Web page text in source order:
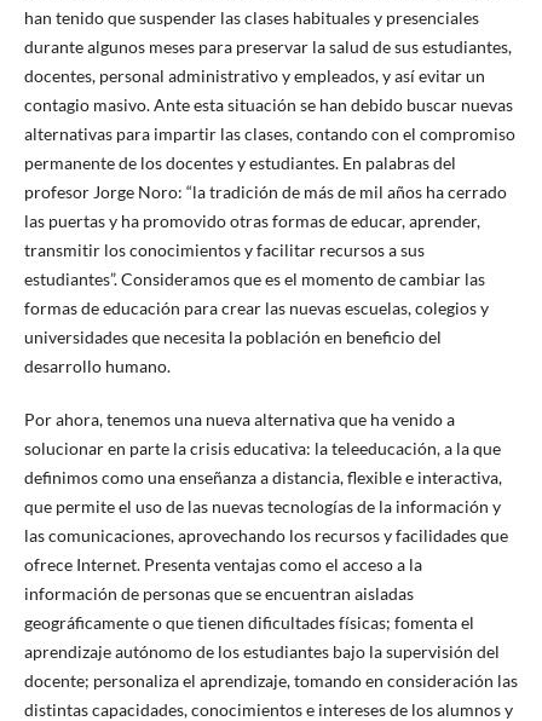
han tenido que suspender las clases habituales y presenciales
durante algunos meses para preservar la salud de sus estudiantes,
docentes, personal administrativo y empleados, y así evitar un
contagio masivo. Ante esta situación se han debido buscar nuevas
alternativas para impartir las clases, contando con el compromiso
permanente de los docentes y estudiantes. En palabras del
profesor Jorge Noro: “la tradición de más de mil años ha cerrado
las puertas y ha promovido otras formas de educar, aprender,
transmitir los conocimientos y facilitar recursos a sus
estudiantes”. Consideramos que es el momento de cambiar las
formas de educación para crear las nuevas escuelas, colegios y
universidades que necesita la población en beneficio del
desarrollo humano.
Por ahora, tenemos una nueva alternativa que ha venido a
solucionar en parte la crisis educativa: la teleeducación, a la que
definimos como una enseñanza a distancia, flexible e interactiva,
que permite el uso de las nuevas tecnologías de la información y
las comunicaciones, aprovechando los recursos y facilidades que
ofrece Internet. Presenta ventajas como el acceso a la
información de personas que se encuentran aisladas
geográficamente o que tienen dificultades físicas; fomenta el
aprendizaje autónomo de los estudiantes bajo la supervisión del
docente; personaliza el aprendizaje, tomando en consideración las
distintas capacidades, conocimientos e intereses de los alumnos y